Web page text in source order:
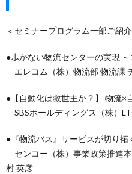
＜セミナープログラム一
●歩かない物流センターの実現
エレコム（株）物流部 物流課
●【自動化は救世主か？】 物流×
SBSホールディングス（株）
●『物流バス』サービスが切り
センコー（株）事業政策推進
村 英彦